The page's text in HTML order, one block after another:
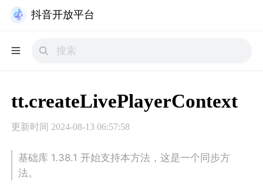
抖音开放平台
tt.createLivePlayerContext
更新时间 2024-08-13 06:57:58
基础库 1.38.1 开始支持本方法，这是一个同步方
法。